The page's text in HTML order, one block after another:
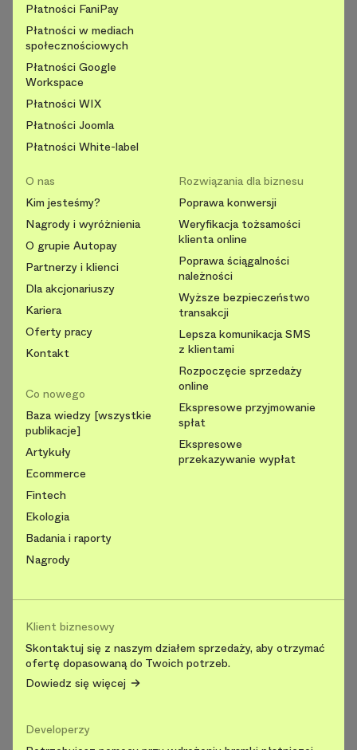
Płatności FaniPay
Płatności w mediach
społecznościowych
Płatności Google
Workspace
Płatności WIX
Płatności Joomla
Płatności White-label
O nas
Kim jesteśmy?
Nagrody i wyróżnienia
O grupie Autopay
Partnerzy i klienci
Dla akcjonariuszy
Kariera
Oferty pracy
Kontakt
Co nowego
Baza wiedzy [wszystkie
publikacje]
Artykuły
Ecommerce
Fintech
Ekologia
Badania i raporty
Nagrody
Rozwiązania dla biznesu
Poprawa konwersji
Weryfikacja tożsamości
klienta online
Poprawa ściągalności
należności
Wyższe bezpieczeństwo
transakcji
Lepsza komunikacja SMS
z klientami
Rozpoczęcie sprzedaży
online
Ekspresowe przyjmowanie
spłat
Ekspresowe
przekazywanie wypłat
Klient biznesowy
Skontaktuj się z naszym działem sprzedaży, aby otrzymać
ofertę dopasowaną do Twoich potrzeb.
Dowiedz się więcej
Developerzy